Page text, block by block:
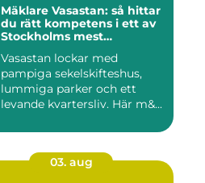
Mäklare Vasastan: så hittar
du rätt kompetens i ett av
Stockholms mest
Vasastan lockar med
pampiga sekelskifteshus,
lummiga parker och ett
levande kvartersliv. Här m&...
03. aug